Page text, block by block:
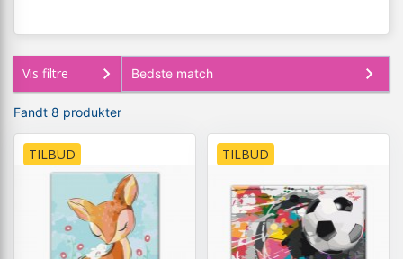
Vis filtre
Fandt 8 produkter
TILBUD TILBUD